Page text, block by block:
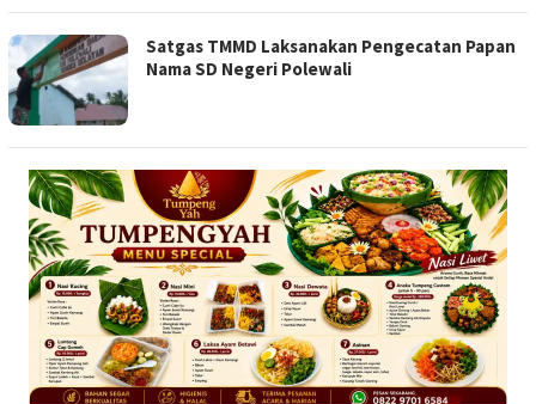
Satgas TMMD Laksanakan Pengecatan Papan
Nama SD Negeri Polewali